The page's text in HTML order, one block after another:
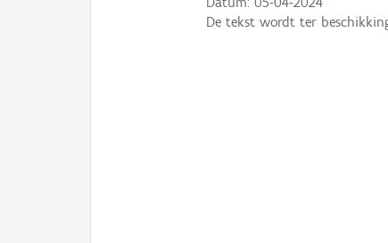
De tekst wordt ter